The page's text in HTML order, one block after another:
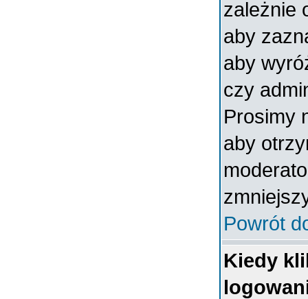
zależnie
aby
aby
czy
Prosimy
aby
Powrót
Kiedy